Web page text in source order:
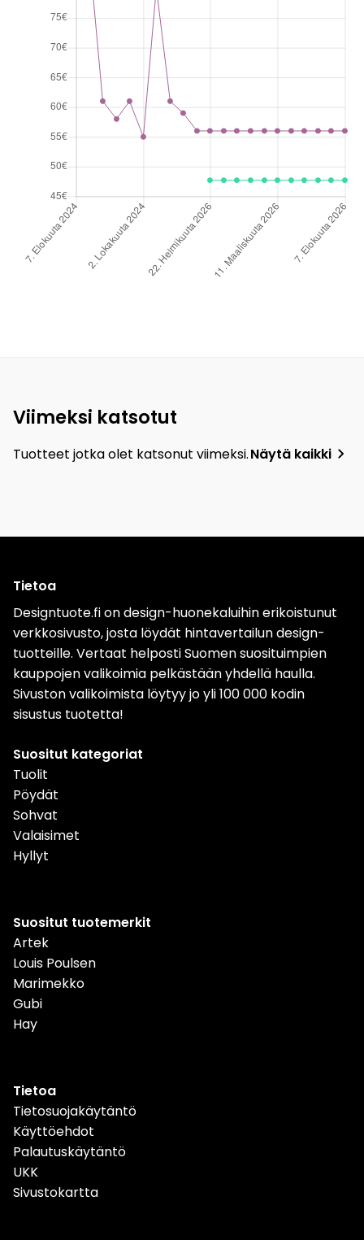
Viimeksi katsotut
Tuotteet jotka olet katsonut viimeksi.Näytä kaikki
Tietoa
Designtuote.fi on design-huonekaluihin erikoistunut
verkkosivusto, josta löydät hintavertailun design-
tuotteille. Vertaat helposti Suomen suosituimpien
kauppojen valikoimia pelkästään yhdellä haulla.
Sivuston valikoimista löytyy jo yli 100 000 kodin
sisustus tuotetta!
Suositut kategoriat
Tuolit
Pöydät
Sohvat
Valaisimet
Hyllyt
Suositut tuotemerkit
Artek
Louis Poulsen
Marimekko
Gubi
Hay
Tietoa
Tietosuojakäytäntö
Käyttöehdot
Palautuskäytäntö
UKK
Sivustokartta